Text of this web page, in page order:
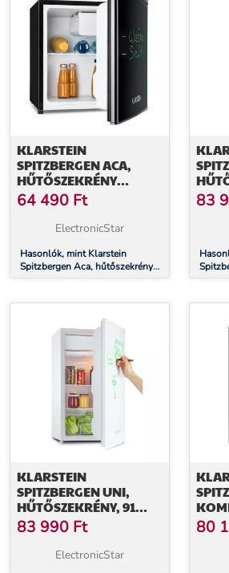
KLARSTEIN
SPITZBERGEN ACA,
HŰTŐSZEKRÉNY
FAGYASZTÓVAL, 46
LITER, E
ENERGIAHATÉKONYSÁGI
64 490 Ft
ElectronicStar
Hasonlók, mint Klarstein
Spitzbergen Aca, hűtőszekrény
fagyasztóval, 46 liter, E
fekete
83
91
fehér
KLARSTEIN
SPITZBERGEN UNI,
HŰTŐSZEKRÉNY, 91
LITER, 10 LITER
FAGYASZTÓREKESZ, E
ENERGIAHATÉKONYSÁGI
83 990 Ft
ElectronicStar
80